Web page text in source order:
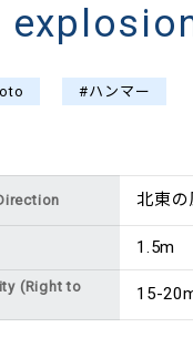
#ハンマー
北東
1.5m
(Right to
15-